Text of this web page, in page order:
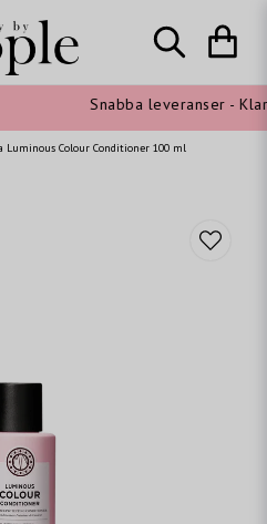
Snabba leveranser -
Luminous Colour Conditioner 100 ml